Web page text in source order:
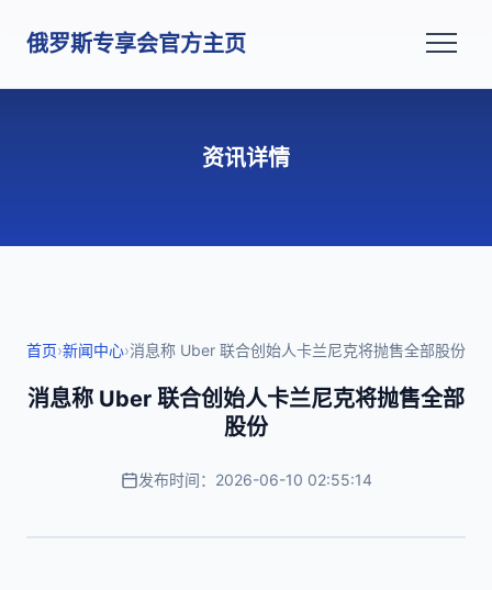
俄罗斯专享会官方主页
资讯详情
首页›新闻中心›消息称 Uber 联合创始人卡兰尼克将抛售全部股份
消息称 Uber 联合创始人卡兰尼克将抛售全部
股份
发布时间：2026-06-10 02:55:14